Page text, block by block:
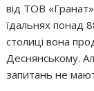
від ТОВ
їдальнях понад
столиці вона
Деснянському.
запитань не